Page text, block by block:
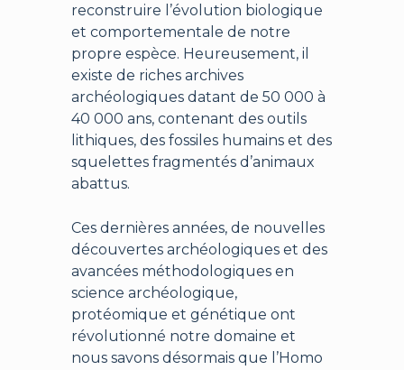
reconstruire l’évolution biologique
et comportementale de notre
propre espèce. Heureusement, il
existe de riches archives
archéologiques datant de 50 000 à
40 000 ans, contenant des outils
lithiques, des fossiles humains et des
squelettes fragmentés d’animaux
abattus.
Ces dernières années, de nouvelles
découvertes archéologiques et des
avancées méthodologiques en
science archéologique,
protéomique et génétique ont
révolutionné notre domaine et
nous savons désormais que l’Homo